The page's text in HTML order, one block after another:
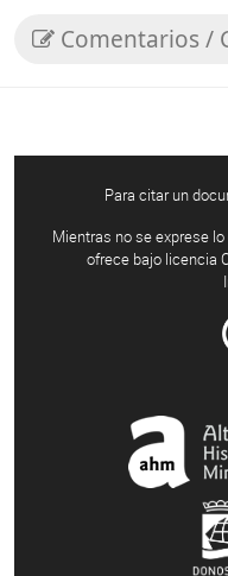
Comentarios /
Para citar un
Mientras no se exprese
ofrece bajo licencia